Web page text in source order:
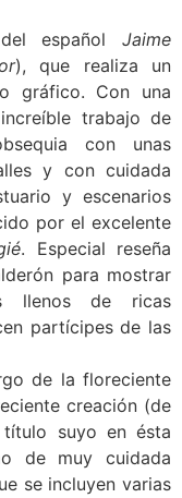
español Jaime
), que realiza un
gráfico. Con una
trabajo de
con unas
y con cuidada
y escenarios
por el excelente
. Especial reseña
para mostrar
llenos de ricas
partícipes de las
de la floreciente
creación (de
suyo en ésta
de muy cuidada
se incluyen varias